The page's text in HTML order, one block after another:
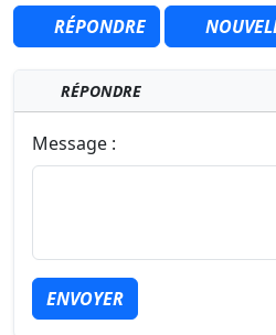
RÉPONDRE
RÉPONDRE
Message :
ENVOYER